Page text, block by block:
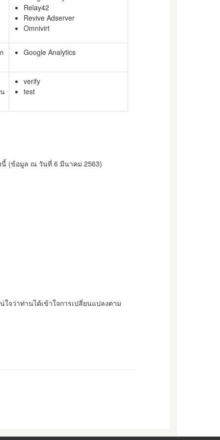
Relay42
Revive Adserver
Omnivirt
Google Analytics
verify
test
นี้ (ข้อมูล ณ วันที่ 6 มีนาคม 2563)
จว่าท่านได้เข้าใจการเปลี่ยนแปลงตาม